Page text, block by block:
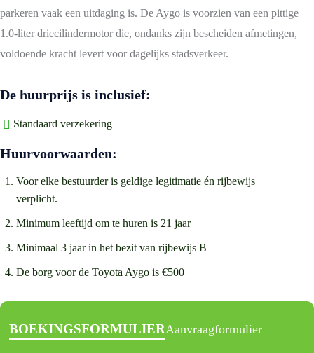
parkeren vaak een uitdaging is. De Aygo is voorzien van een pittige
1.0-liter driecilindermotor die, ondanks zijn bescheiden afmetingen,
voldoende kracht levert voor dagelijks stadsverkeer.
De huurprijs is inclusief:
Standaard verzekering
Huurvoorwaarden:
Voor elke bestuurder is geldige legitimatie én rijbewijs
verplicht.
Minimum leeftijd om te huren is 21 jaar
Minimaal 3 jaar in het bezit van rijbewijs B
De borg voor de Toyota Aygo is €500
BOEKINGSFORMULIERAanvraagformulier